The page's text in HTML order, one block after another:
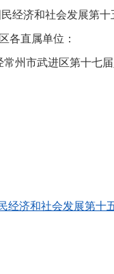
经济和社会发展第
各直属单位：
州市武进区第十七
经济和社会发展第十